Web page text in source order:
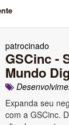
patrocinado
GSCinc -
Mundo
Expanda seu
com a GSCinc.